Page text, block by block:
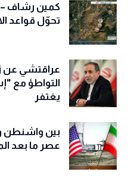
كمين رشاف –
تحوّل قواعد
عراقتشي عن
التواطؤ مع
يغتفر
بين واشنطن
عصر ما بعد